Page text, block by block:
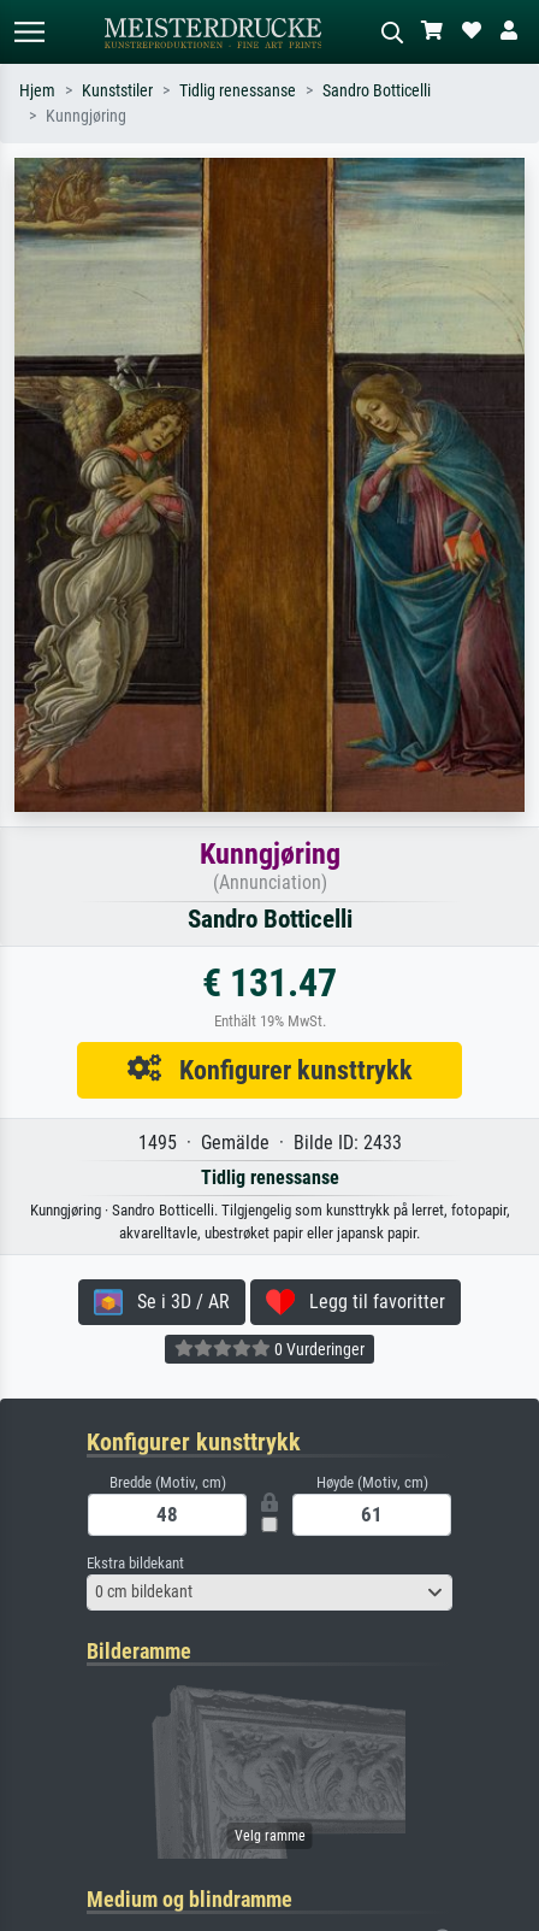
Søk etter kunstner, tittel eller stil – for
eksempel Monet, Stjernenatt,
impresjonisme, Hokusai-bølgen, akt.
Beskriv scenen – for eksempel grønn
eng, abstrakt med mye rødt, mørkt
oljemaleri, stående akt ved et tre.
Hjem Kunststiler Tidlig renessanse
Sandro Botticelli
Kunngjøring
Kunngjøring
(Annunciation)
Sandro Botticelli
€ 131.47
Enthält 19% MwSt.
Konfigurer kunsttrykk
1495 · Gemälde · Bilde ID: 2433
Tidlig renessanse
Kunngjøring · Sandro Botticelli. Tilgjengelig som kunsttrykk på lerret, fotopapir,
akvarelltavle, ubestrøket papir eller japansk papir.
Se i 3D / AR Legg til favoritter
0 Vurderinger
Konfigurer kunsttrykk
Bredde (Motiv, cm) Høyde (Motiv, cm)
Ekstra bildekant
0 cm bildekant
Bilderamme
Medium og blindramme